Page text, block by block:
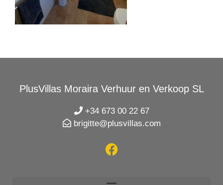
PlusVillas Moraira Verhuur en Verkoop SL
+34 673 00 22 67
brigitte@plusvillas.com